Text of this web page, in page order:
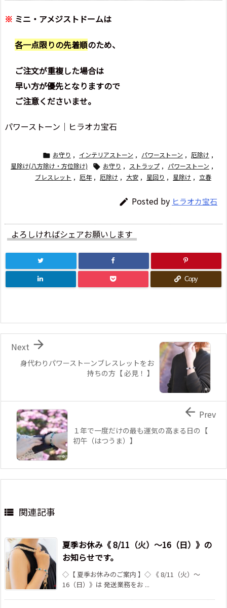
※ ミニ・アメジストドームは
各一点限りの先着順のため、
ご注文が重複した場合は
早い方が優先となりますので
ご注意くださいませ。
パワーストーン｜ヒラオカ宝石
 お守り , インテリアストーン , パワーストーン , 厄除け ,
星除け(八方除け・方位除け)
 お守り , ストラップ , パワーストーン ,
ブレスレット , 厄年 , 厄除け , 大安 , 星回り , 星除け , 立春
 Posted by ヒラオカ宝石
よろしければシェアお願いします
Copy
身代わりパワーストーンブレスレットをお
持ちの方【 必見！ 】

Next
１年で一度だけの最も運気の高まる日の【
初午（はつうま）】
 Prev
 関連記事
夏季お休み《 8/11（火）～16（日）》の
お知らせです。
◇【 夏季お休みのご案内 】◇ 《 8/11（火）～
16（日）》は 発送業務をお ...